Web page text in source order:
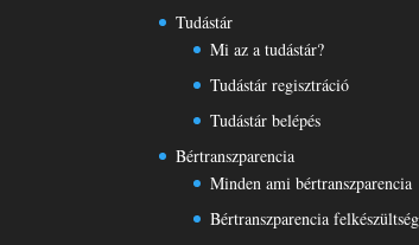
Tudástár
Mi az a tudástár?
Tudástár regisztráció
Tudástár belépés
Bértranszparencia
Minden ami bértranszparencia
Bértranszparencia